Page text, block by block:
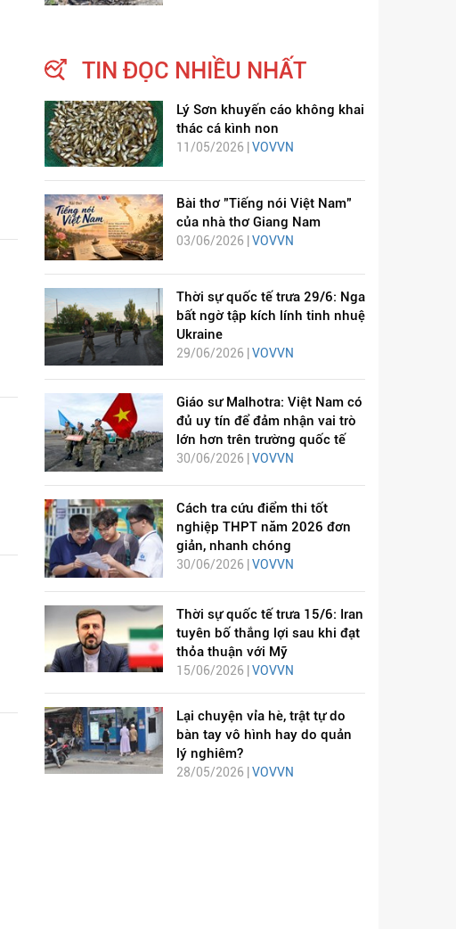
TIN ĐỌC NHIỀU NHẤT
Lý Sơn khuyến cáo không khai
thác cá kình non
11/05/2026 | VOVVN
Bài thơ "Tiếng nói Việt Nam"
của nhà thơ Giang Nam
03/06/2026 | VOVVN
Thời sự quốc tế trưa 29/6: Nga
bất ngờ tập kích lính tinh nhuệ
Ukraine
29/06/2026 | VOVVN
Giáo sư Malhotra: Việt Nam có
đủ uy tín để đảm nhận vai trò
lớn hơn trên trường quốc tế
30/06/2026 | VOVVN
Cách tra cứu điểm thi tốt
nghiệp THPT năm 2026 đơn
giản, nhanh chóng
30/06/2026 | VOVVN
Thời sự quốc tế trưa 15/6: Iran
tuyên bố thắng lợi sau khi đạt
thỏa thuận với Mỹ
15/06/2026 | VOVVN
Lại chuyện vỉa hè, trật tự do
bàn tay vô hình hay do quản
lý nghiêm?
28/05/2026 | VOVVN